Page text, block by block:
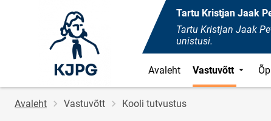
Tartu Kristjan Jaak
Tartu Kristjan Jaak
unistusi.
Avaleht Vastuvõtt
Leivapuru
Avaleht Vastuvõtt Kooli tutvustus